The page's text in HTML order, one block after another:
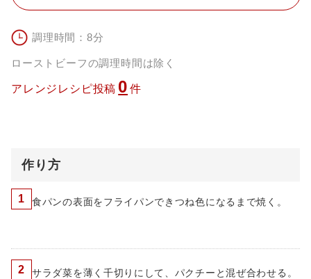
調理時間：8分
ローストビーフの調理時間は除く
アレンジレシピ投稿 0 件
作り方
1 食パンの表面をフライパンできつね色になるまで焼く。
2 サラダ菜を薄く千切りにして、パクチーと混ぜ合わせる。